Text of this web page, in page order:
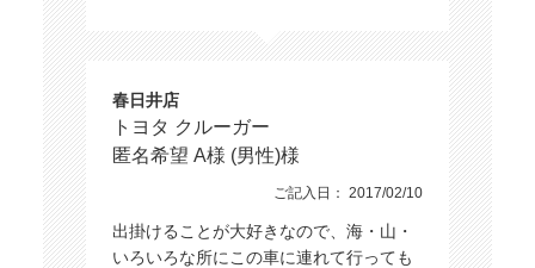
春日井店
トヨタ クルーガー
匿名希望 A様 (男性)様
ご記入日： 2017/02/10
出掛けることが大好きなので、海・山・
いろいろな所にこの車に連れて行っても